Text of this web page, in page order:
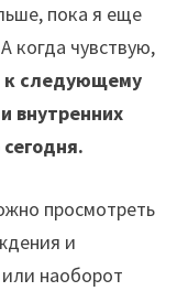
пока я еще
когда чувствую,
к следующему
внутренних
просмотреть
и
наоборот